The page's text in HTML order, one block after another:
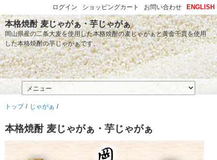
本格焼酎 麦じゃがぁ・芋じゃがぁ
岡山県産の二条大麦を使用した本格焼酎の麦じゃがぁと黄金千貫を使用
した本格焼酎の芋じゃがぁです。
トップ/ じゃがぁ /
本格焼酎 麦じゃがぁ・芋じゃがぁ
ENGLISH
お問い合わせ
ショッピングカート
ログイン